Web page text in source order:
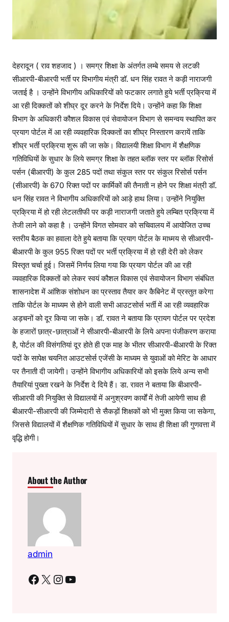
देहरादून ( राव शहजाद ) । समग्र शिक्षा के अंतर्गत लम्बे समय से लटकी
सीआरपी-बीआरपी भर्ती पर विभागीय मंत्री डॉ. धन सिंह रावत ने कड़ी नाराजगी
जताई है । उन्होंने विभागीय अधिकारियों को फटकार लगाते हुये भर्ती प्रक्रिया में
आ रही दिक्कतों को शीघ्र दूर करने के निर्देश दिये। उन्होंने कहा कि शिक्षा
विभाग के अधिकारी कौशल विकास एवं सेवायोजन विभाग से समन्वय स्थापित कर
प्रयाग पोर्टल में आ रही व्यवहारिक दिक्कतों का शीघ्र निस्तारण करायें ताकि
शीघ्र भर्ती प्रक्रिया शुरू की जा सके। विद्यालयी शिक्षा विभाग में शैक्षणिक
गतिविधियों के सुधार के लिये समग्र शिक्षा के तहत ब्लॉक स्तर पर ब्लॉक रिसोर्स
पर्सन (बीआरपी) के कुल 285 पदों तथा संकुल स्तर पर संकुल रिसोर्स पर्सन
(सीआरपी) के 670 रिक्त पदों पर कार्मिकों की तैनाती न होने पर शिक्षा मंत्री डॉ.
धन सिंह रावत ने विभागीय अधिकारियों को आड़े हाथ लिया। उन्होंने नियुक्ति
प्रक्रिया में हो रही लेटलतीफी पर कड़ी नाराजगी जताते हुये लम्बित प्रक्रिया में
तेजी लाने को कहा है । उन्होंने विगत सोमवार को सचिवालय में आयोजित उच्च
स्तरीय बैठक का हवाला देते हुये बताया कि प्रयाग पोर्टल के माध्मय से सीआरपी-
बीआरपी के कुल 955 रिक्त पदों पर भर्ती प्रक्रिया में हो रही देरी को लेकर
विस्तृत चर्चा हुई। जिसमें निर्णय लिया गया कि प्रयाग पोर्टल की आ रही
व्यवहारिक दिक्कतों को लेकर स्वयं कौशल विकास एवं सेवायोजन विभाग संबंधित
शासनादेश में आंशिक संशोधन का प्रस्ताव तैयार कर कैबिनेट में प्रस्तुत करेगा
ताकि पोर्टल के माध्यम से होने वाली सभी आउटसोर्स भर्ती में आ रही व्यवहारिक
अड़चनों को दूर किया जा सके। डॉ. रावत ने बताया कि प्रायग पोर्टल पर प्रदेश
के हजारों छात्र-छात्राओं ने सीआरपी-बीआरपी के लिये अपना पंजीकरण कराया
है, पोर्टल की विसंगतियां दूर होते ही एक माह के भीतर सीआरपी-बीआरपी के रिक्त
पदों के सापेक्ष चयनित आउटसोर्स एजेंसी के माध्यम से युवाओं को मेरिट के आधार
पर तैनाती दी जायेगी। उन्होंने विभागीय अधिकारियों को इसके लिये अन्य सभी
तैयारियां पुख्ता रखने के निर्देश दे दिये हैं। डा. रावत ने बताया कि बीआरपी-
सीआरपी की नियुक्ति से विद्यालयों में अनुश्रवण कार्यों में तेजी आयेगी साथ ही
बीआरपी-सीआरपी की जिम्मेदारी से सैकड़ों शिक्षकों को भी मुक्त किया जा सकेगा,
जिससे विद्यालयों में शैक्षणिक गतिविधियों में सुधार के साथ ही शिक्षा की गुणवत्ता में
वृद्धि होगी।
About the Author
admin
Facebook X Instagram YouTube